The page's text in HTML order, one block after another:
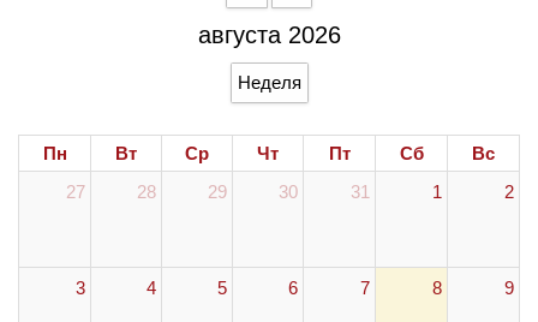
августа 2026
Неделя
Пн Вт Ср Чт Пт Сб
Вс
27
28 29 30 31 1 2
3 4 5 6 7 8 9